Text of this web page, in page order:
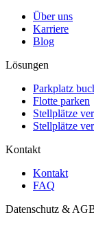
Über uns
Karriere
Blog
Lösungen
Parkplatz
Flotte parken
Stellplätze
Stellplätze
Kontakt
Kontakt
FAQ
Datenschutz &